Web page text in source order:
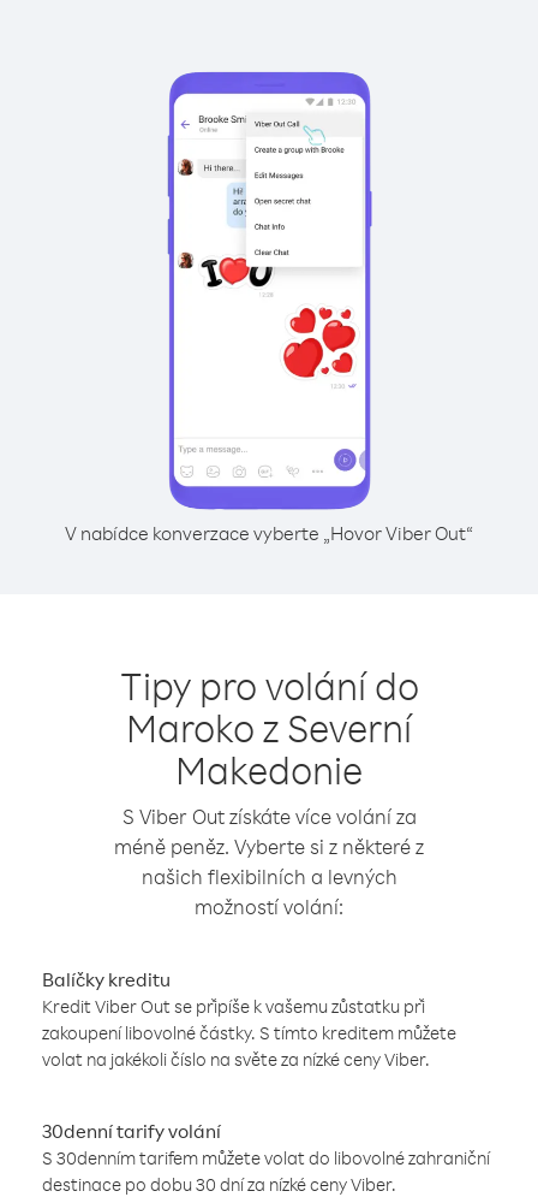
V nabídce konverzace vyberte „Hovor Viber Out“
Tipy pro volání do
Maroko z Severní
Makedonie
S Viber Out získáte více volání za
méně peněz. Vyberte si z některé z
našich flexibilních a levných
možností volání:
Balíčky kreditu
Kredit Viber Out se připíše k vašemu zůstatku při
zakoupení libovolné částky. S tímto kreditem můžete
volat na jakékoli číslo na světe za nízké ceny Viber.
30denní tarify volání
S 30denním tarifem můžete volat do libovolné zahraniční
destinace po dobu 30 dní za nízké ceny Viber.